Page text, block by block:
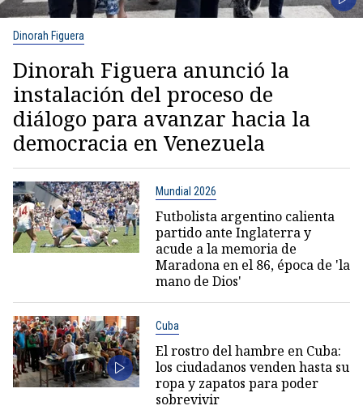
Dinorah Figuera
Dinorah Figuera anunció la
instalación del proceso de
diálogo para avanzar hacia la
democracia en Venezuela
Mundial 2026
Futbolista argentino calienta
partido ante Inglaterra y
acude a la memoria de
Maradona en el 86, época de 'la
mano de Dios'
Cuba
El rostro del hambre en Cuba:
los ciudadanos venden hasta su
ropa y zapatos para poder
sobrevivir